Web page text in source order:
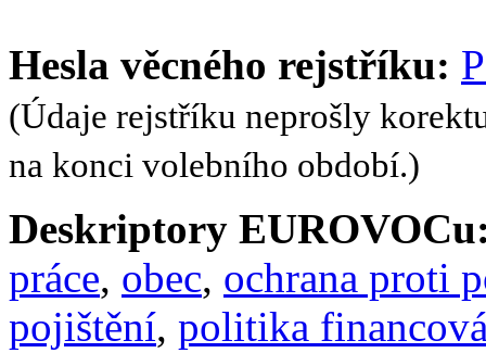
Hesla věcného rejstříku:
(Údaje rejstříku neprošly
na konci volebního období.)
Deskriptory
práce, obec, ochrana proti
pojištění, politika